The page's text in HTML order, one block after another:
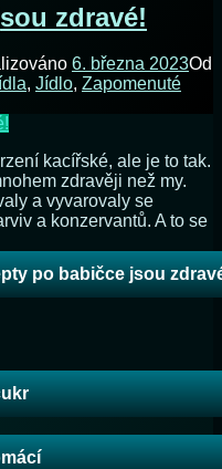
zdravé!
6. března 2023Od
, Jídlo, Zapomenuté
kacířské, ale je to tak.
zdravěji než my.
a vyvarovaly se
a konzervantů. A to se
po babičce jsou